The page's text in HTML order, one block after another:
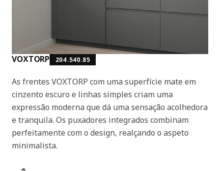
VOXTORP 204.540.85
As frentes VOXTORP com uma superfície mate em
cinzento escuro e linhas simples criam uma
expressão moderna que dá uma sensação acolhedora
e tranquila. Os puxadores integrados combinam
perfeitamente com o design, realçando o aspeto
minimalista.